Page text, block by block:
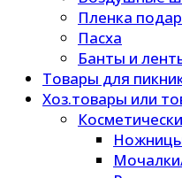
Пленка
Пасха
Банты и
Товары для
Хоз.товары или